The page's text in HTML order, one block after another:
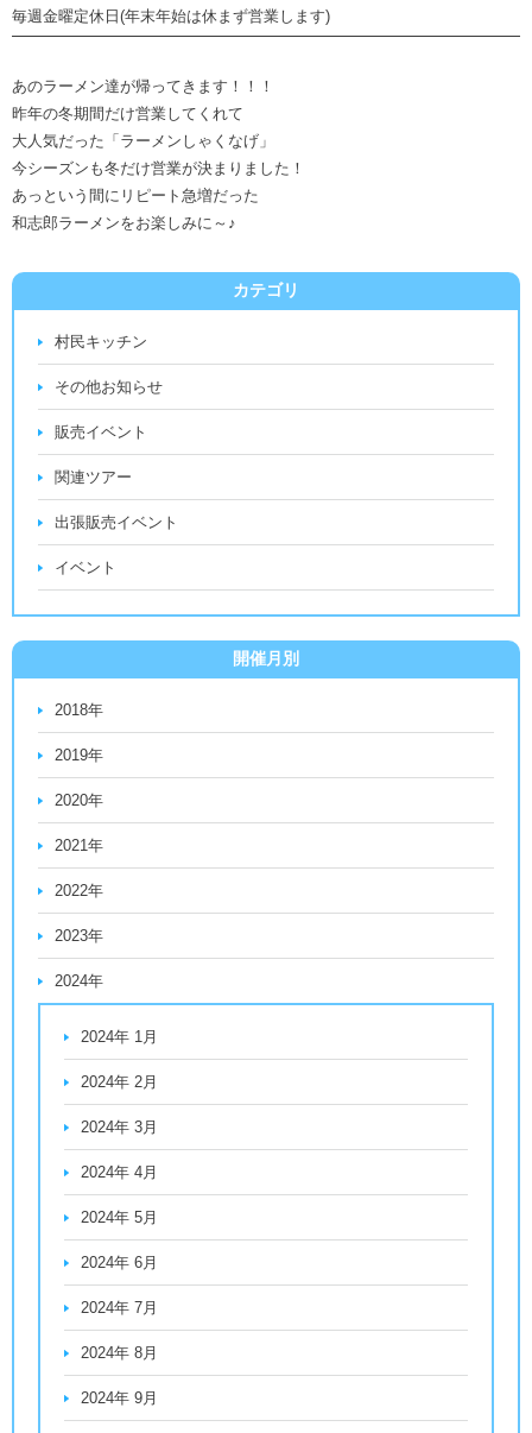
毎週金曜定休日(年末年始は休まず営業します)
あのラーメン達が帰ってきます！！！
昨年の冬期間だけ営業してくれて
大人気だった「ラーメンしゃくなげ」
今シーズンも冬だけ営業が決まりました！
あっという間にリピート急増だった
和志郎ラーメンをお楽しみに～♪
カテゴリ
村民キッチン
その他お知らせ
販売イベント
関連ツアー
出張販売イベント
イベント
開催月別
2018年
2019年
2020年
2021年
2022年
2023年
2024年
2024年 1月
2024年 2月
2024年 3月
2024年 4月
2024年 5月
2024年 6月
2024年 7月
2024年 8月
2024年 9月